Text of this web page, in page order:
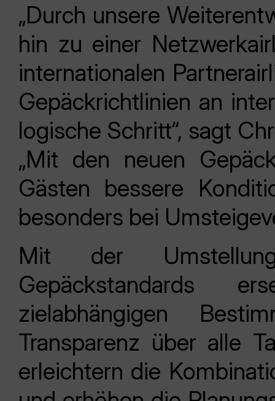
„Durch unsere
hin zu einer
internationalen
Gepäckrichtlinien an
logische Schritt“, sagt
„Mit den neuen
Gästen bessere
besonders bei
Mit der
Gepäckstandards
zielabhängigen
Transparenz über alle
erleichtern die